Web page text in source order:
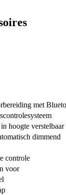
met
hoogte verstelbaar
dimmend
controle
voor